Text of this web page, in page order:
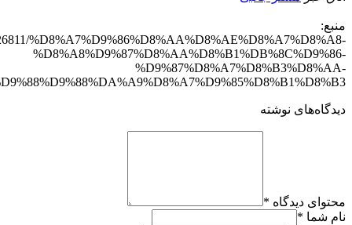
منبع:
%D8%A7%D9%86%D8%AA%D8%AE%D8%A7%D8%A8-
%D8%A8%D9%87%D8%AA%D8%B1%DB%8C%D9%86-
%D9%87%D8%A7%D8%B3%D8%AA-
دیدگاه‌های نوشته
محتوای دیدگاه *
نام شما *